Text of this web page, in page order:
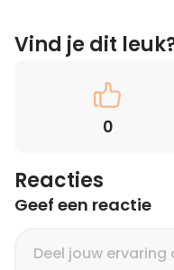
Vind je dit
0
Reacties
Geef een reactie